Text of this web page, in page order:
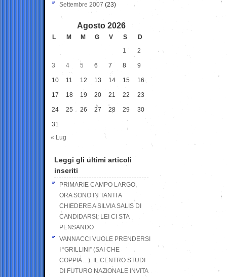
Settembre 2007 (23)
Agosto 2026
L M M G V S
D
1
2
3 4 5 6 7 8 9
10 11 12 13 14 15 16
17 18 19 20 21 22 23
24 25 26 27 28 29 30
31
« Lug
Leggi gli ultimi articoli
inseriti
PRIMARIE CAMPO LARGO,
ORA SONO IN TANTI A
CHIEDERE A SILVIA SALIS DI
CANDIDARSI: LEI CI STA
PENSANDO
VANNACCI VUOLE PRENDERSI
I “GRILLINI” (SAI CHE
COPPIA…). IL CENTRO STUDI
DI FUTURO NAZIONALE INVITA